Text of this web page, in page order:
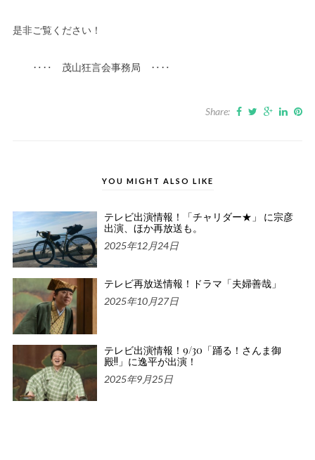
是非ご覧ください！
‥‥ 茂山狂言会事務局 ‥‥
Share:
YOU MIGHT ALSO LIKE
テレビ出演情報！「チャリダー★」 に宗彦
出演、ほか再放送も。
2025年12月24日
テレビ再放送情報！ドラマ「夫婦善哉」
2025年10月27日
テレビ出演情報！9/30「踊る！さんま御
殿!!」に逸平が出演！
2025年9月25日